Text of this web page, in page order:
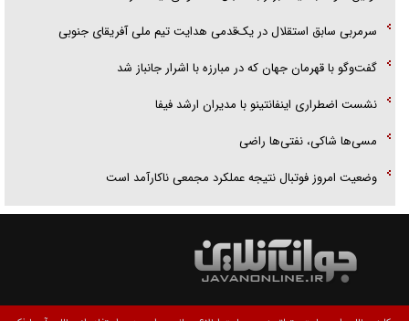
سرمربی سابق استقلال در یک‌قدمی هدایت تیم ملی آفریقای جنوبی
گفت‌وگو با قهرمان جهان که در مبارزه با اشرار جانباز شد
نشست اضطراری اینفانتینو با مدیران ارشد فیفا
مسی‌ها شاکی، نفتی‌ها راضی
وضعیت امروز فوتبال نتیجه عملکرد مجمعی ناکارآمد است